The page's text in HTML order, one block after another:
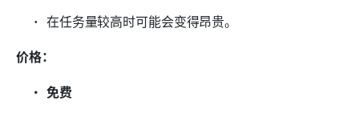
在任务量较高时可能会变得昂贵。
价格：
免费